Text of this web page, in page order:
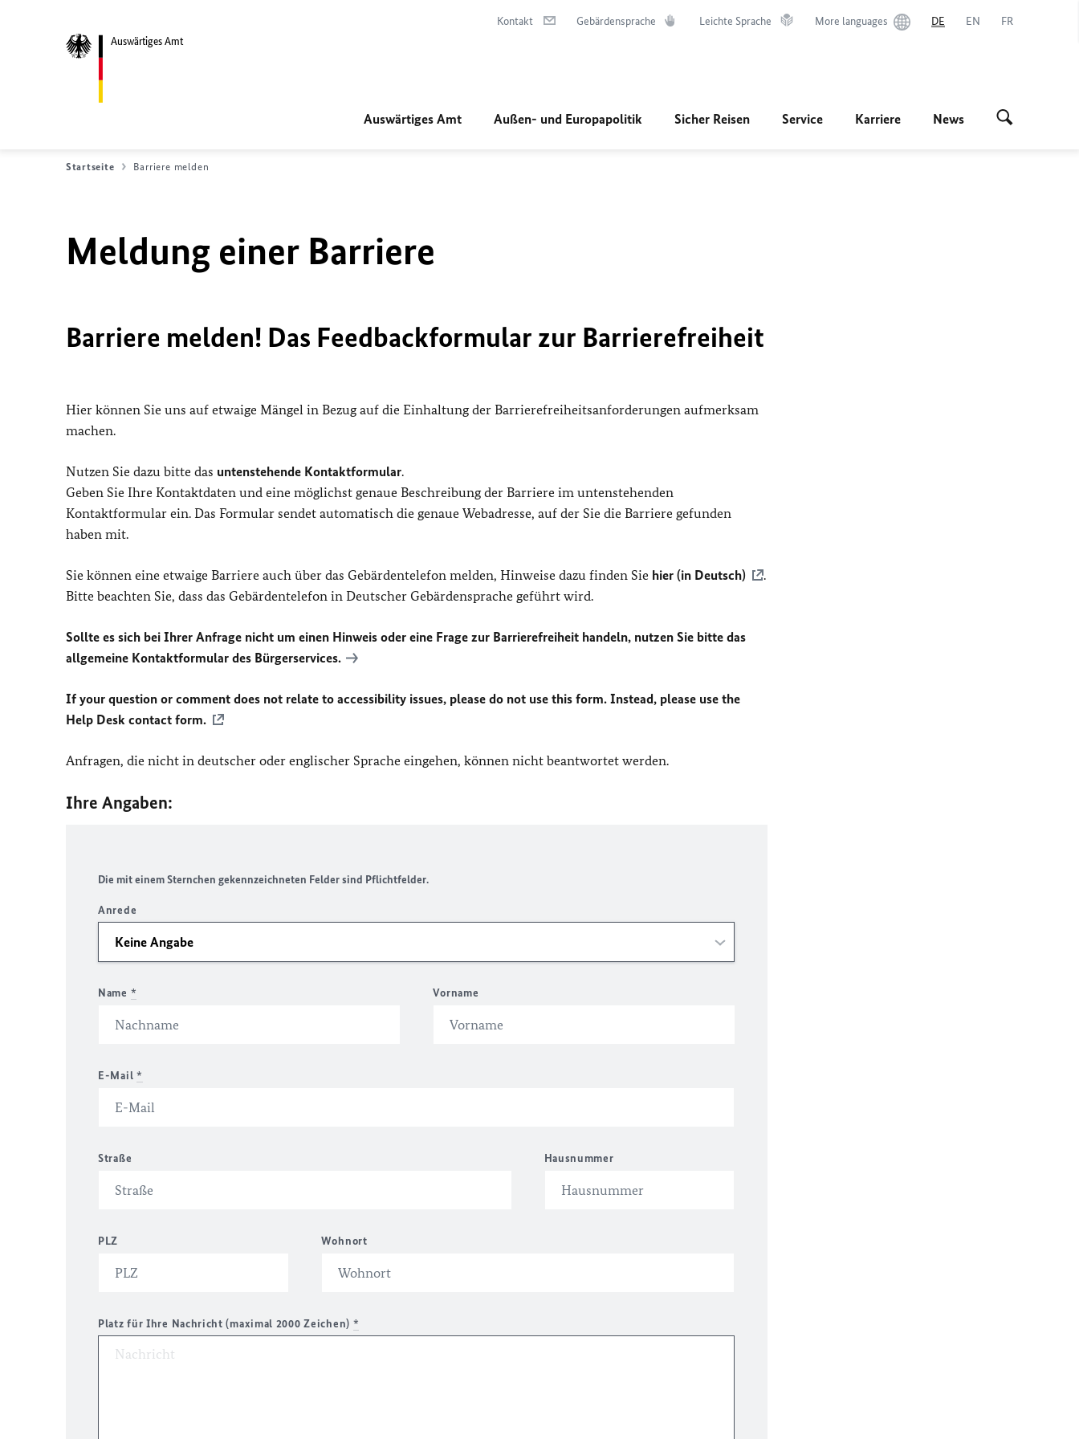
Auswärtiges Amt
Kontakt Gebärdensprache Leichte Sprache More languages DE EN FR
Auswärtiges Amt Außen- und Europapolitik Sicher Reisen Service Karriere News
Startseite Barriere melden
Meldung einer Barriere
Barriere melden! Das Feedbackformular zur Barrierefreiheit
Hier können Sie uns auf etwaige Mängel in Bezug auf die Einhaltung der Barrierefreiheitsanforderungen aufmerksam
machen.
Nutzen Sie dazu bitte das untenstehende Kontaktformular.
Geben Sie Ihre Kontaktdaten und eine möglichst genaue Beschreibung der Barriere im untenstehenden
Kontaktformular ein. Das Formular sendet automatisch die genaue Webadresse, auf der Sie die Barriere gefunden
haben mit.
Sie können eine etwaige Barriere auch über das Gebärdentelefon melden, Hinweise dazu finden Sie hier (in Deutsch)
.
Bitte beachten Sie, dass das Gebärdentelefon in Deutscher Gebärdensprache geführt wird.
Sollte es sich bei Ihrer Anfrage nicht um einen Hinweis oder eine Frage zur Barrierefreiheit handeln, nutzen Sie bitte das
allgemeine Kontaktformular des Bürgerservices.
If your question or comment does not relate to accessibility issues, please do not use this form. Instead, please use the
Help Desk contact form.
Anfragen, die nicht in deutscher oder englischer Sprache eingehen, können nicht beantwortet werden.
Ihre Angaben:
Die mit einem Sternchen gekennzeichneten Felder sind Pflichtfelder.
Anrede
Name * Vorname
E-Mail *
Straße Hausnummer
PLZ Wohnort
Platz für Ihre Nachricht (maximal 2000 Zeichen) *